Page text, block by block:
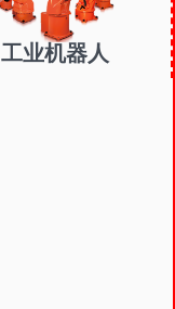
工业机器人